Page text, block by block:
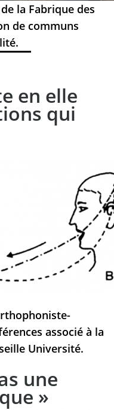
la Fabrique des
de communs
en elle
qui
associé à la
Université.
une
»